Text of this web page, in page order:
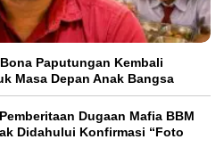
Paputungan Kembali
Masa Depan Anak Bangsa
Dugaan Mafia BBM
Didahului Konfirmasi “Foto